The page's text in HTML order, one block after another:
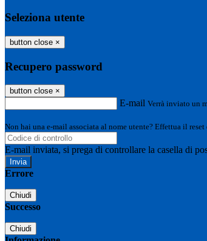
Seleziona utente
button close ×
Recupero password
button close ×
E-mail Verrà inviato un
Non hai una e-mail associata al nome utente? Effettua il
E-mail inviata, si prega di controllare la casella di
Errore
Chiudi
Successo
Chiudi